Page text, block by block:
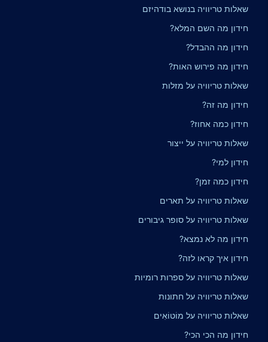
שאלות טריוויה בנושא בודהיזם
חידון מה השם המלא?
חידון מה ההבדל?
חידון מה פירוש האות?
שאלות טריוויה על מזלות
חידון מה זה?
חידון כמה אחוז?
שאלות טריוויה על ייצור
חידון למי?
חידון כמה זמן?
שאלות טריוויה על תארים
שאלות טריוויה על סופר גיבורים
חידון מה לא נמצא?
חידון איך קראו לזה?
שאלות טריוויה על ספרות רומיות
שאלות טריוויה על חתונות
שאלות טריוויה על מוֹטוֹאִים
חידון מה הכי הכי?